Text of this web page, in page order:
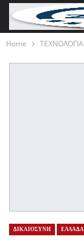
Home ΤΕΧΝΟΛΟΓΙΑ
ΔΙΚΑΙΟΣΥΝΗ ΕΛΛΑΔΑ